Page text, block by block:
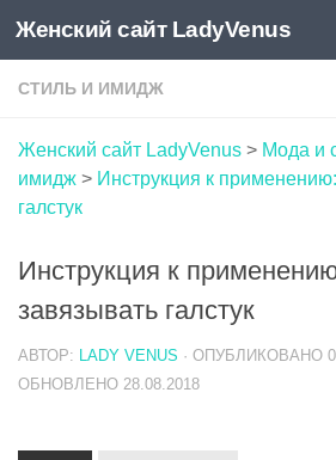
Skip to content
Женский сайт LadyVenus
СТИЛЬ И ИМИДЖ
Женский сайт LadyVenus > Мода и
имидж > Инструкция к
галстук
Инструкция к
завязывать галстук
АВТОР: LADY VENUS · ОПУБЛИКОВАНО
ОБНОВЛЕНО 28.08.2018